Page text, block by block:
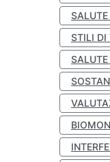
STILI DI